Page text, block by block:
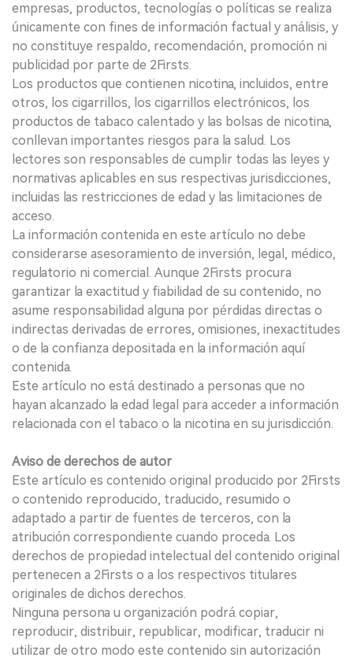
empresas, productos, tecnologías o políticas se realiza
únicamente con fines de información factual y análisis, y
no constituye respaldo, recomendación, promoción ni
publicidad por parte de 2Firsts.
Los productos que contienen nicotina, incluidos, entre
otros, los cigarrillos, los cigarrillos electrónicos, los
productos de tabaco calentado y las bolsas de nicotina,
conllevan importantes riesgos para la salud. Los
lectores son responsables de cumplir todas las leyes y
normativas aplicables en sus respectivas jurisdicciones,
incluidas las restricciones de edad y las limitaciones de
acceso.
La información contenida en este artículo no debe
considerarse asesoramiento de inversión, legal, médico,
regulatorio ni comercial. Aunque 2Firsts procura
garantizar la exactitud y fiabilidad de su contenido, no
asume responsabilidad alguna por pérdidas directas o
indirectas derivadas de errores, omisiones, inexactitudes
o de la confianza depositada en la información aquí
contenida.
Este artículo no está destinado a personas que no
hayan alcanzado la edad legal para acceder a información
relacionada con el tabaco o la nicotina en su jurisdicción.
Aviso de derechos de autor
Este artículo es contenido original producido por 2Firsts
o contenido reproducido, traducido, resumido o
adaptado a partir de fuentes de terceros, con la
atribución correspondiente cuando proceda. Los
derechos de propiedad intelectual del contenido original
pertenecen a 2Firsts o a los respectivos titulares
originales de dichos derechos.
Ninguna persona u organización podrá copiar,
reproducir, distribuir, republicar, modificar, traducir ni
utilizar de otro modo este contenido sin autorización